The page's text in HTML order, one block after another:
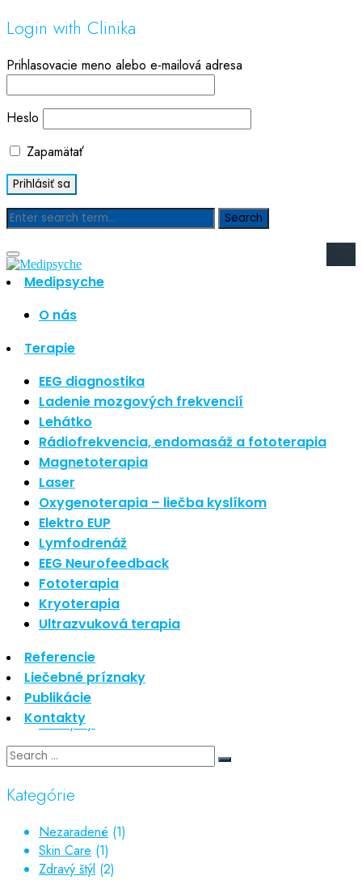
Login with Clinika
Prihlasovacie meno alebo e-mailová adresa
Heslo
Zapamätať
Medipsyche
O nás
Terapie
EEG diagnostika
Ladenie mozgových frekvencií
Lehátko
Rádiofrekvencia, endomasáž a fototerapia
Magnetoterapia
Laser
Oxygenoterapia – liečba kyslíkom
Elektro EUP
Lymfodrenáž
EEG Neurofeedback
Fototerapia
Kryoterapia
Ultrazvuková terapia
Referencie
Liečebné príznaky
Publikácie
Kontakty
Blog
Hľadať
Najnovšie články
Nové polarizované svetlo
So psoriázou netreba žiť
Rozšírenie služieb
Hudba a vývoj mozgu
Najnovšie komentáre
Žiadne komentáre na zobrazenie.
Archív
september 2021
apríl 2021
august 2020
Kategórie
Nezaradené
Skin Care
Zdravý štýl
Kategórie
Nezaradené (1)
Skin Care (1)
Zdravý štýl (2)